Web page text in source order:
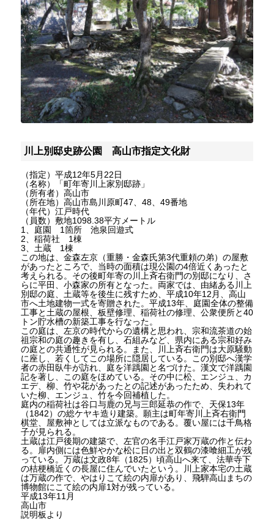
川上別邸史跡公園 高山市指定文化財
（指定）平成12年5月22日
（名称）「町年寄川上家別邸跡」
（所有者）高山市
（所在地）高山市島川原町47、48、49番地
（年代）江戸時代
（員数）敷地1098.38平方メートル
1、庭園 1箇所 池泉回遊式
2、稲荷社 1棟
3、土蔵 1棟
この地は、金森左京（重勝・金森氏第3代重頼の弟）の屋敷
があったところで、当時の面積は現公園の4倍近くあったと
考えられる。その後町年寄の川上斉右衛門の別邸になり、さ
らに平田、小森家の所有となった。両家では、由緒ある川上
別邸の庭、土蔵等を後生に残すため、平成10年12月、高山
市へ土地建物一式を寄贈された。平成13年、庭園全体の整備
工事と土蔵の屋根、板壁修理、稲荷社の修理、公衆便所と40
トン貯水槽の新築工事を行なった。
この庭は、左京の時代からの遺構と思われ、宗和流茶道の始
祖宗和の庭の趣きを有し、石組みなど、県内にある宗和好み
の庭との共通性が見られる。また、川上斉右衛門は大原騒動
に座し、若くしてこの場所に隠居している。この別邸へ漢学
者の赤田臥牛が訪れ、庭を洋踽園と名づけた。漢文で洋踽園
記を著し、この庭をほめている。その中に松、エンジュ、カ
エデ、柳、竹や花があったとの記述があったため、失われて
いた柳、エンジュ、竹を今回補植した。
庭内の稲荷社は谷口与鹿の兄与三郎延恭の作で、天保13年
（1842）の総ケヤキ造り建築。願主は町年寄川上斉右衛門
棋堂、屋敷神としては立派なものである。覆い屋には千鳥格
子が見られる。
土蔵は江戸後期の建築で、左官の名手江戸家万蔵の作と伝わ
る。扉内側には色鮮やかな松に日の出と双鶴の漆喰細工が残
っている。万蔵は文政8年（1825）頃高山へ来て、法華寺下
の桔梗橋近くの長屋に住んでいたという。川上家本宅の土蔵
は万蔵の作で、やはりこて絵の内扉があり、飛騨高山まちの
博物館にこて絵の内扉1対が残っている。
平成13年11月
高山市
説明板より